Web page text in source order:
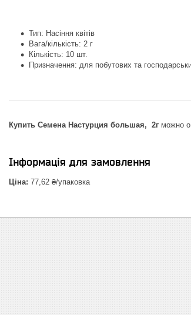
Тип: Насіння квітів
Вага/кількість: 2 г
Кількість: 10 шт.
Призначення: для побутових та
Купить Семена Настурция большая, 2г можно
Інформація для замовлення
Ціна: 77,62 ₴/упаковка